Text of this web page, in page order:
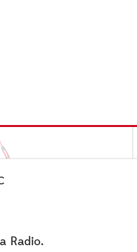
Radio.